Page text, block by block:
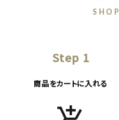
Step 1
商品をカートに入れる